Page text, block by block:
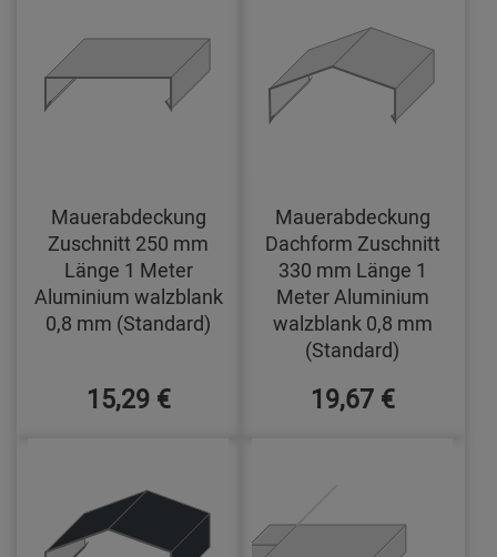
Mauerabdeckung
Zuschnitt 250 mm
Länge 1 Meter
Aluminium walzblank
0,8 mm (Standard)
15,29 €
Mauerabdeckung
Dachform Zuschnitt
330 mm Länge 1
Meter Aluminium
walzblank 0,8 mm
(Standard)
19,67 €